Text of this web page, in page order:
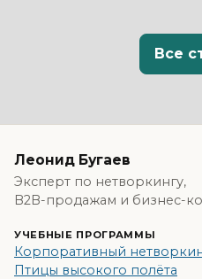
Все
Леонид Бугаев
Эксперт по нетворкингу,
B2B-продажам и бизнес-
УЧЕБНЫЕ ПРОГРАММЫ
Корпоративный
Птицы высокого полёта